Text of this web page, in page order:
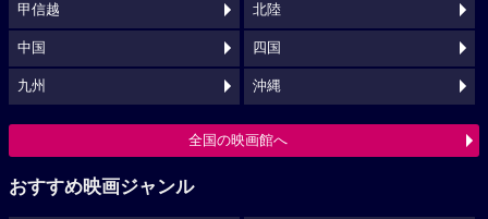
甲信越 北陸
中国 四国
九州 沖縄
全国の映画館へ
おすすめ映画ジャンル